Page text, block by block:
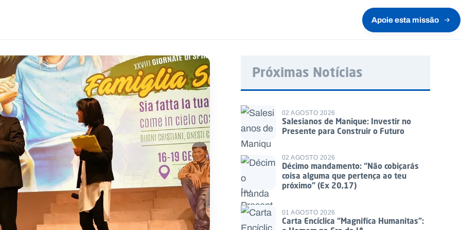
Apoie esta missão
Próximas Notícias
02 AGOSTO 2026
Salesianos de Manique: Investir no
Presente para Construir o Futuro
02 AGOSTO 2026
Décimo mandamento: “Não cobiçarás
coisa alguma que pertença ao teu
próximo” (Ex 20,17)
01 AGOSTO 2026
Carta Encíclica “Magnifica Humanitas”: